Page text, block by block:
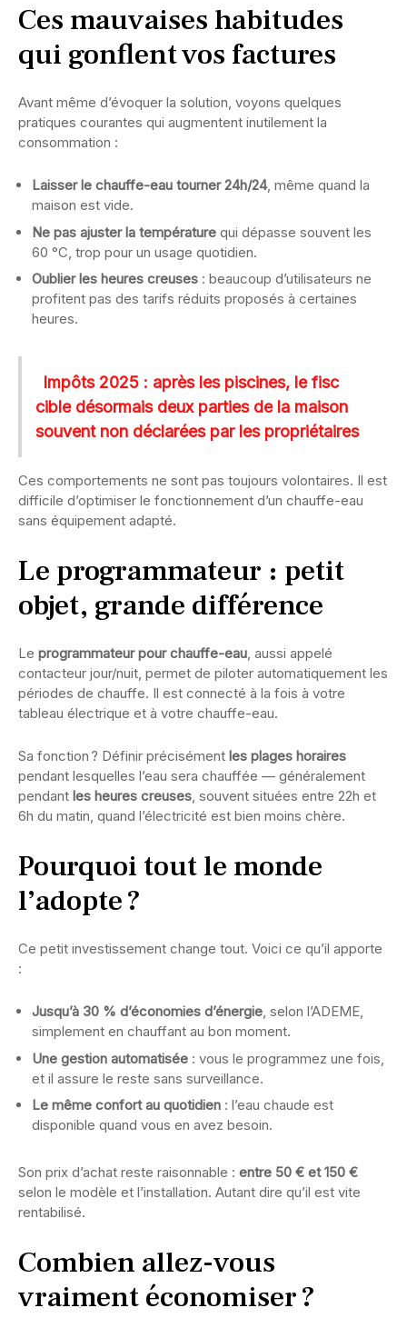
Ces mauvaises habitudes
qui gonflent vos factures
Avant même d’évoquer la solution, voyons quelques
pratiques courantes qui augmentent inutilement la
consommation :
Laisser le chauffe-eau tourner 24h/24, même quand la
maison est vide.
Ne pas ajuster la température qui dépasse souvent les
60 °C, trop pour un usage quotidien.
Oublier les heures creuses : beaucoup d’utilisateurs ne
profitent pas des tarifs réduits proposés à certaines
heures.
Impôts 2025 : après les piscines, le fisc
cible désormais deux parties de la maison
souvent non déclarées par les propriétaires
Ces comportements ne sont pas toujours volontaires. Il est
difficile d’optimiser le fonctionnement d’un chauffe-eau
sans équipement adapté.
Le programmateur : petit
objet, grande différence
Le programmateur pour chauffe-eau, aussi appelé
contacteur jour/nuit, permet de piloter automatiquement les
périodes de chauffe. Il est connecté à la fois à votre
tableau électrique et à votre chauffe-eau.
Sa fonction ? Définir précisément les plages horaires
pendant lesquelles l’eau sera chauffée — généralement
pendant les heures creuses, souvent situées entre 22h et
6h du matin, quand l’électricité est bien moins chère.
Pourquoi tout le monde
l’adopte ?
Ce petit investissement change tout. Voici ce qu’il apporte
:
Jusqu’à 30 % d’économies d’énergie, selon l’ADEME,
simplement en chauffant au bon moment.
Une gestion automatisée : vous le programmez une fois,
et il assure le reste sans surveillance.
Le même confort au quotidien : l’eau chaude est
disponible quand vous en avez besoin.
Son prix d’achat reste raisonnable : entre 50 € et 150 €
selon le modèle et l’installation. Autant dire qu’il est vite
rentabilisé.
Combien allez-vous
vraiment économiser ?